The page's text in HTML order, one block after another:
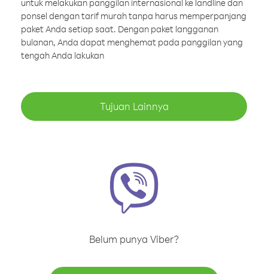
untuk melakukan panggilan internasional ke landline dan
ponsel dengan tarif murah tanpa harus memperpanjang
paket Anda setiap saat. Dengan paket langganan
bulanan, Anda dapat menghemat pada panggilan yang
tengah Anda lakukan
Tujuan Lainnya
Belum punya Viber?